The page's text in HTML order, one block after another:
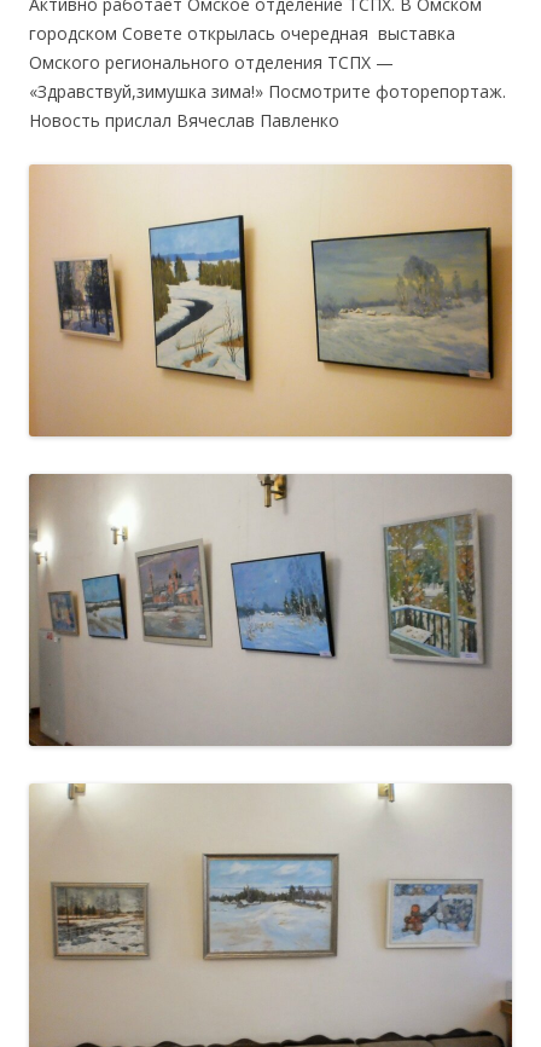
городском Совете открылась очередная выставка
Омского регионального отделения ТСПХ —
«Здравствуй,зимушка зима!» Посмотрите фоторепортаж.
Новость прислал Вячеслав Павленко